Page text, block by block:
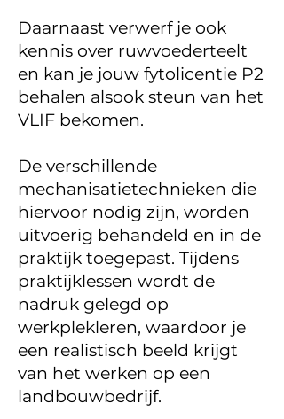
Daarnaast verwerf je ook
kennis over ruwvoederteelt
en kan je jouw fytolicentie P2
behalen alsook steun van het
VLIF bekomen.
De verschillende
mechanisatietechnieken die
hiervoor nodig zijn, worden
uitvoerig behandeld en in de
praktijk toegepast. Tijdens
praktijklessen wordt de
nadruk gelegd op
werkplekleren, waardoor je
een realistisch beeld krijgt
van het werken op een
landbouwbedrijf.